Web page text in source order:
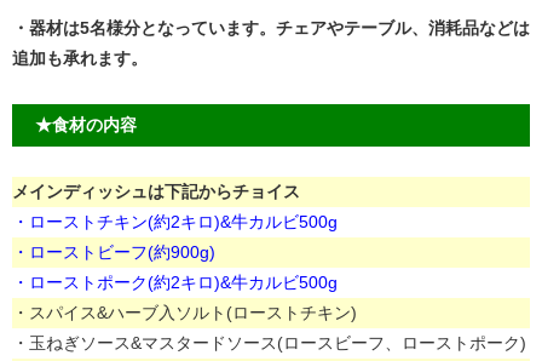
・器材は5名様分となっています。チェアやテーブル、消耗品などは
追加も承れます。
★食材の内容
メインディッシュは下記からチョイス
・ローストチキン(約2キロ)&牛カルビ500g
・ローストビーフ(約900g)
・ローストポーク(約2キロ)&牛カルビ500g
・スパイス&ハーブ入ソルト(ローストチキン)
・玉ねぎソース&マスタードソース(ロースビーフ、ローストポーク)